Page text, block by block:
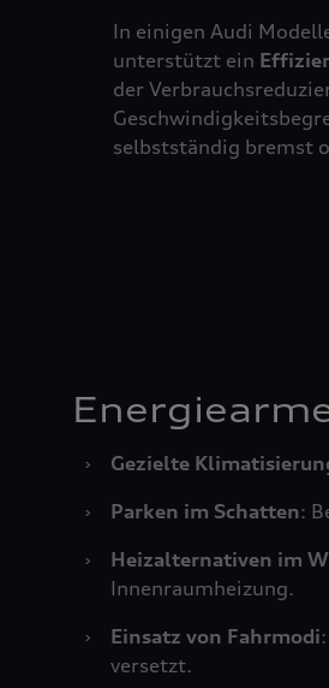
In einigen Audi
unterstützt ein
der
selbstständig bremst
› Gezielte
›
Parken im Schatten:
›
Heizalternativen im
Innenraumheizung.
›
Einsatz von Fahrmodi
versetzt.